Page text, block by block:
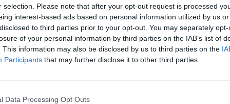
selection. Please note that after your opt-out request is processed
interest-based ads based on personal information utilized by us
to third parties prior to your opt-out. You may separately
of your personal information by third parties on the IAB’s list of
This information may also be disclosed by us to third parties on the
Participants that may further disclose it to other third parties.
Data Processing Opt Outs
Laidos Iš esmės
00:21:44
programą
R. Žemaitaitis net
Zuoku
Lietuvos diena
Lietuva pusę ilgalaikės
dujomis per SGD terminalą